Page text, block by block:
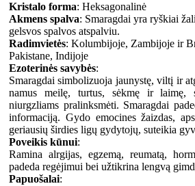
Kristalo forma: Heksagonalinė
Akmens spalva: Smaragdai yra ryškiai
gelsvos spalvos atspalviu.
Radimvietės: Kolumbijoje, Zambijoje ir
Pakistane, Indijoje
Ezoterinės savybės:
Smaragdai simbolizuoja jaunystę, viltį ir
namus meilę, turtus, sėkmę ir laimę,
niurgzliams pralinksmėti. Smaragdai
informaciją. Gydo emocines žaizdas,
geriausių širdies ligų gydytojų, suteikia
Poveikis kūnui:
Ramina alrgijas, egzemą, reumatą,
padeda regėjimui bei užtikrina lengvą
Papuošalai: